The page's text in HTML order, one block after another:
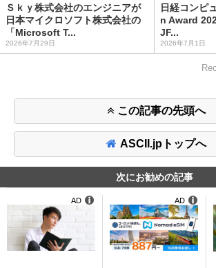
Ｓｋｙ株式会社のエンジニアが
日本マイクロソフト株式会社の
「Microsoft T...
2026年7月29日
日経コンピ
n Award
JF...
2026年7月1日
この記事の先頭へ
ASCII.jpトップへ
次にお勧めの記事
AD AD